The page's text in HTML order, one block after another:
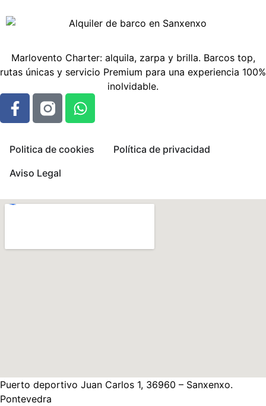
Marlovento Charter: alquila, zarpa y brilla. Barcos top,
rutas únicas y servicio Premium para una experiencia 100%
inolvidable.
Politica de cookies
Política de privacidad
Aviso Legal
Puerto deportivo Juan Carlos 1, 36960 – Sanxenxo.
Pontevedra